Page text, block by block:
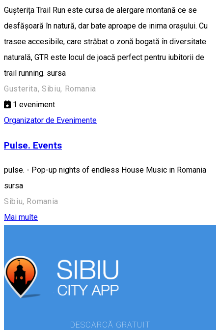
Gușterița Trail Run este cursa de alergare montană ce se
desfășoară în natură, dar bate aproape de inima orașului. Cu
trasee accesibile, care străbat o zonă bogată în diversitate
naturală, GTR este locul de joacă perfect pentru iubitorii de
trail running. sursa
Gusterita, Sibiu, Romania
1 eveniment
Organizator de Evenimente
Pulse. Events
pulse. - Pop-up nights of endless House Music in Romania
sursa
Sibiu, Romania
Mai multe
DESCARCĂ GRATUIT